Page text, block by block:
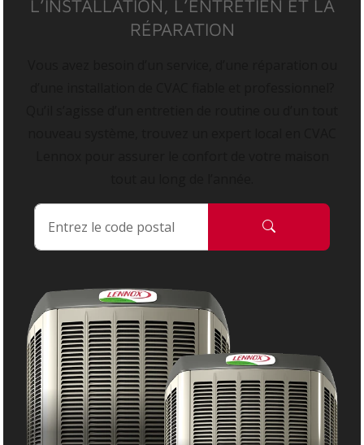
L’INSTALLATION, L’ENTRETIEN ET LA
RÉPARATION